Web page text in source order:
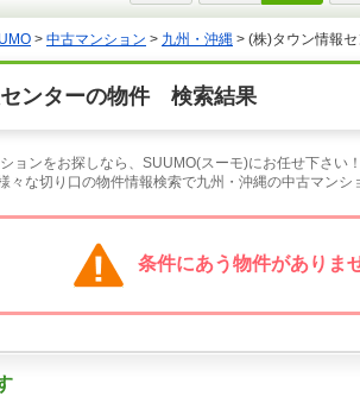
> 中古マンション > 九州・沖縄 > (株)タウン情報
ンターの物件 検索結果
ョンをお探しなら、SUUMO(スーモ)にお任せ下さ
々な切り口の物件情報検索で九州・沖縄の中古マン
条件にあう物件がありま